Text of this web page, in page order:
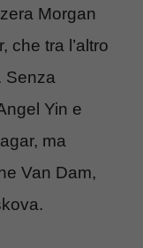
Morgan
che tra l’altro
Senza
Yin e
ma
Van Dam,